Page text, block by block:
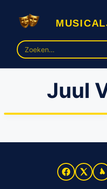
Zoek
naar:
Juul
hoofdrol in ‘Soof de